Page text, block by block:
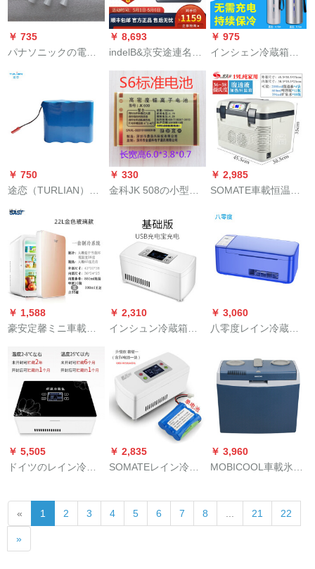
す。
イプ（シングルモデ
ル）カー兼用
￥ 735
パナソニックの電動
51歯ブラシ適用型式
EW 0707-W正3本
（原装）
￥ 8,693
indelB&京安途連名車
L豪華車標準装備車載
冷蔵庫コンプレッサ
ー冷凍庫保温車家兼
用ミニ京安途
￥ 975
インシェン冷蔵箱は
グは充電できませ
ん。冷凍の小さい冷
蔵庫は車に載せて、
いつも暖かいカップ
を五度も持っていま
す。（表示されてい
ません）2本の薬を4
本入れます。
￥ 750
途恋（TURLIAN）冷
￥ 330
金科JK 508の小型オ
600のオリジナルバッ
テリーS 6電池を適用
します。
￥ 2,985
SOMATE車載恒温箱
温可能なデュアルコ
ア液晶ディスプレイ
の温度調整が可能で
す。
￥ 1,588
豪安定馨ミニ車載家
室学生冷冻シングル
寮小型冷蔵庫単核12
L金色ガラス【車家兼
用】
￥ 2,310
インシュン冷蔵箱の
ンのワクチン成長ホ
ルモン冷蔵箱を兼用
しています。充電で
きるボタン式のUSB
小型便利旅行薬で
す。恒温冷蔵箱の標
準版【バッテリーな
し】車の家兼用モデ
￥ 3,060
八零度レイン冷蔵箱
V/220 V便利旅行薬品
車家兼用冷熱ダブル
充電恒温箱青
￥ 5,505
ドイツのレイン冷冻
す。車内で充電する
ための小型冷蔵庫は
大容量です。高配合
￥ 2,835
SOMATEレイン冷蔵
便利冷蔵箱アプライ
アント(5 V電池を含
￥ 3,960
MOBICOOL車載氷
倉庫T 35保温冷蔵庫
電子冷蔵庫庫庫庫家
« 1 2 3 4 5 6 7 8 21 22
»